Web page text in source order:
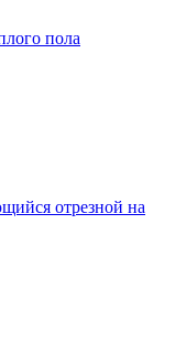
пола
отрезной на